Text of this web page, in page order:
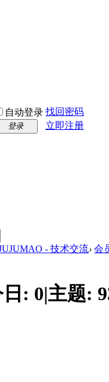
自动登录 找回密码
登录
立即注册
- 技术交流› 会
: 0|主题: